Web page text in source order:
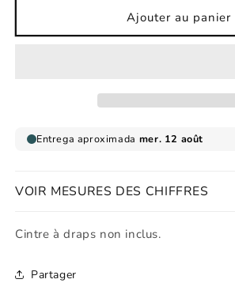
Affiche
Affiche
Ajouter au panier
VOIR MESURES DES CHIFFRES
Cintre à draps non inclus.
Partager